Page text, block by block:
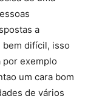
a
bem difícil, isso
por exemplo
um cara bom
de vários